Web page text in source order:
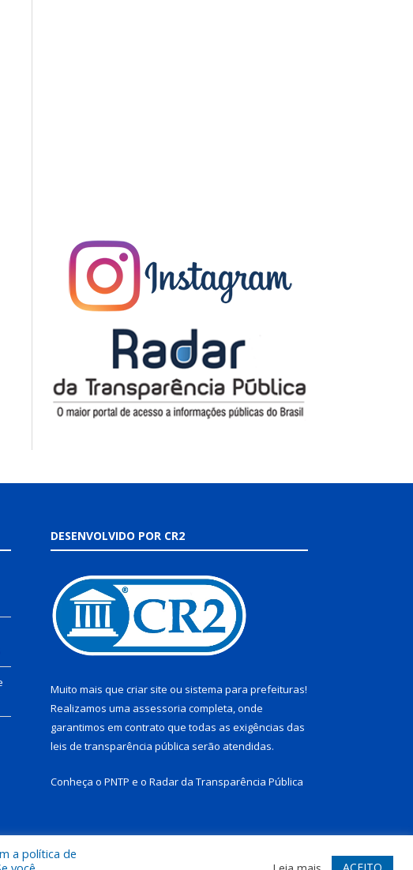
DESENVOLVIDO POR CR2
Muito mais que criar site ou sistema para prefeituras!
Realizamos uma assessoria completa, onde
garantimos em contrato que todas as exigências das
leis de transparência pública serão atendidas.
Conheça o PNTP e o Radar da Transparência Pública
Mapa do Site Acessar Webmail
a política de
ACEITO